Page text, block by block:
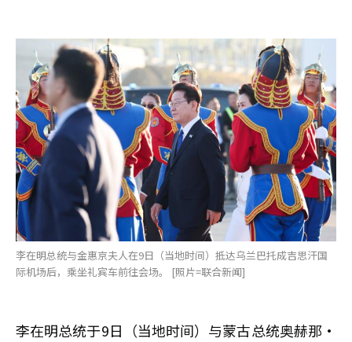
李在明总统与金惠京夫人在9日（当地时间）抵达乌兰巴托成吉思汗国
际机场后，乘坐礼宾车前往会场。 [照片=联合新闻]
李在明总统于9日（当地时间）与蒙古总统奥赫那·